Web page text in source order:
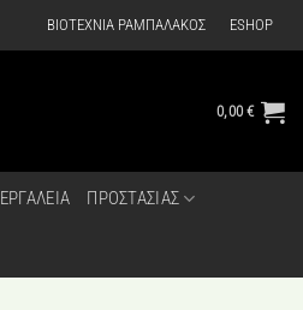
ΒΙΟΤΕΧΝΙΑ ΡΑΜΠΑΛΑΚΟΣ ESHOP
0,00€
ΕΡΓΑΛΕΙΑ ΠΡΟΣΤΑΣΙΑΣ